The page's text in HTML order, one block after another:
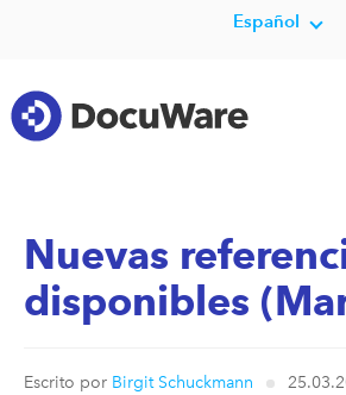
Español
Nuevas
disponibles
Escrito por Birgit Schuckmann